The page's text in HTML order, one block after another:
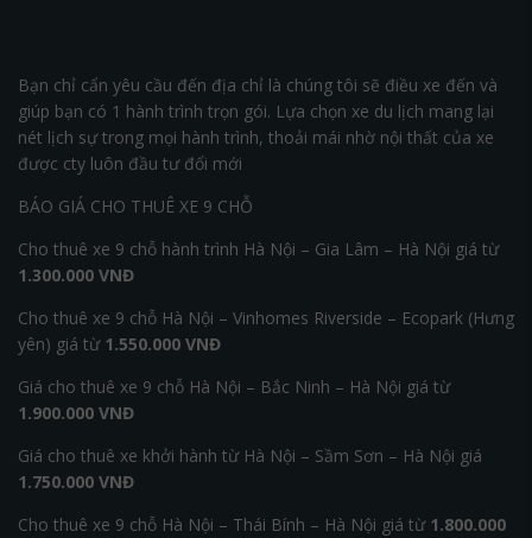
Bạn chỉ cẩn yêu cầu đến địa chỉ là chúng tôi sẽ điều xe đến và
giúp bạn có 1 hành trình trọn gói. Lựa chọn xe du lịch mang lại
nét lịch sự trong mọi hành trình, thoải mái nhờ nội thất của xe
được cty luôn đầu tư đổi mới
BÁO GIÁ CHO THUÊ XE 9 CHỖ
Cho thuê xe 9 chỗ hành trình Hà Nội – Gia Lâm – Hà Nội giá từ
1.300.000 VNĐ
Cho thuê xe 9 chỗ Hà Nội – Vinhomes Riverside – Ecopark (Hưng
yên) giá từ 1.550.000 VNĐ
Giá cho thuê xe 9 chỗ Hà Nội – Bắc Ninh – Hà Nội giá từ
1.900.000 VNĐ
Giá cho thuê xe khởi hành từ Hà Nội – Sầm Sơn – Hà Nội giá
1.750.000 VNĐ
Cho thuê xe 9 chỗ Hà Nội – Thái Bính – Hà Nội giá từ 1.800.000